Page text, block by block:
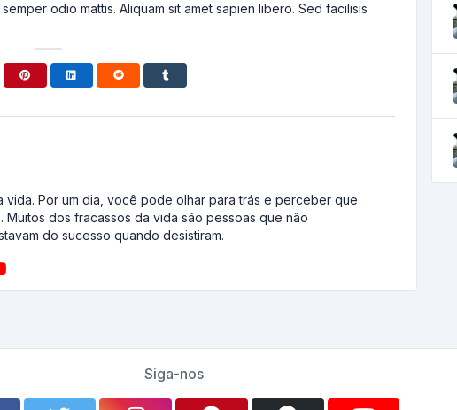
odio mattis. Aliquam sit amet sapien libero. Sed facilisis
vida. Por um dia, você pode olhar para trás e perceber que
Muitos dos fracassos da vida são pessoas que não
do sucesso quando desistiram.
Siga-nos